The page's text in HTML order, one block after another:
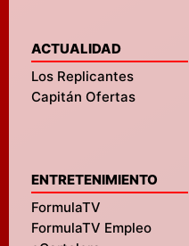
ACTUALIDAD
Los Replicantes
Capitán Ofertas
ENTRETENIMIENTO
FormulaTV
FormulaTV Empleo